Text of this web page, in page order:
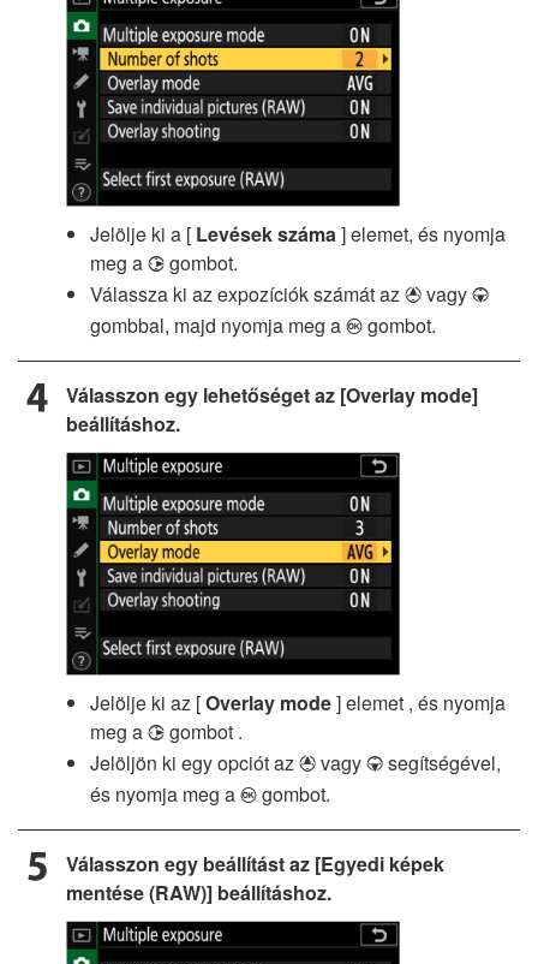
Jelölje ki a [ Levések száma] elemet, és nyomja
meg a 2 gombot.
Válassza ki az expozíciók számát az 1 vagy 3
gombbal, majd nyomja meg a J gombot.
Válasszon egy lehetőséget az [Overlay mode]
beállításhoz.
Jelölje ki az [Overlay mode] elemet , és nyomja
meg a 2 gombot .
Jelöljön ki egy opciót az 1 vagy 3 segítségével,
és nyomja meg a J gombot.
Válasszon egy beállítást az [Egyedi képek
mentése (RAW)] beállításhoz.